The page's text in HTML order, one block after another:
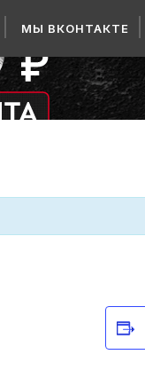
МЫ ВКОНТАКТЕ